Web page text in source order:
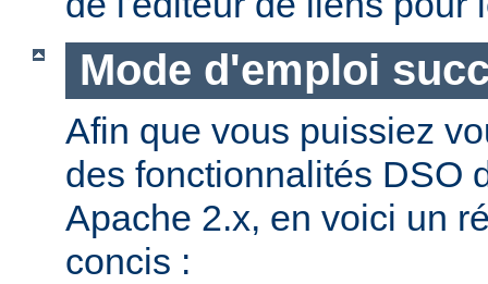
Mode d'emploi
Afin que vous puissiez
des fonctionnalités DSO
Apache 2.x, en voici un
concis :